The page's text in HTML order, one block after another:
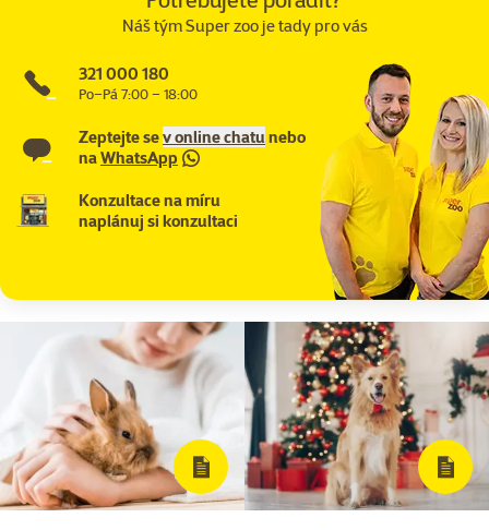
Náš tým Super zoo je tady pro vás
321 000 180
Po–Pá 7:00 – 18:00
Zeptejte sev online chatunebo
naWhatsApp
Konzultace na míru
naplánuj si konzultaci